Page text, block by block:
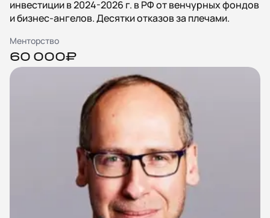
инвестиции в 2024-2026 г. в РФ от венчурных фондов
и бизнес-ангелов. Десятки отказов за плечами.
Менторство
60 000₽